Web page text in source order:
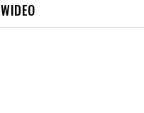
WIDEO